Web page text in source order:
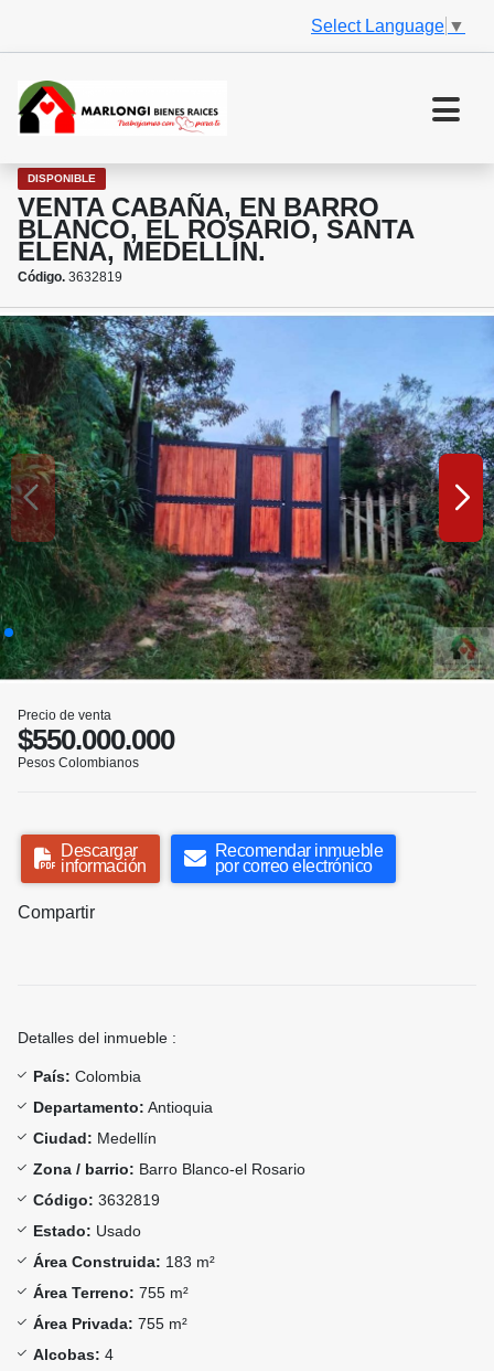
Select Language ▼
DISPONIBLE
VENTA CABAÑA, EN BARRO
BLANCO, EL ROSARIO, SANTA
ELENA, MEDELLÍN.
Código. 3632819
Precio de venta
$550.000.000
Pesos Colombianos
Descargar
información
Recomendar inmueble
por correo electrónico
Compartir
Detalles del inmueble :
País: Colombia
Departamento: Antioquia
Ciudad: Medellín
Zona / barrio: Barro Blanco-el Rosario
Código: 3632819
Estado: Usado
Área Construida: 183 m²
Área Terreno: 755 m²
Área Privada: 755 m²
Alcobas: 4